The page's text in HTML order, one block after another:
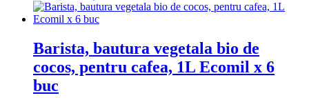
Barista, bautura vegetala bio de
cocos, pentru cafea, 1L Ecomil x 6
buc